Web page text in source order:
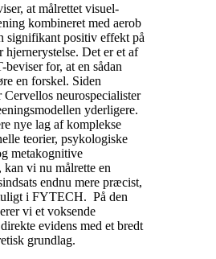
at målrettet visuel-
kombineret med aerob
signifikant positiv effekt på
hjernerystelse. Det er et af
beviser for, at en sådan
en forskel. Siden
neurospecialister
yderligere.
nye lag af komplekse
teorier, psykologiske
metakognitive
kan vi nu målrette en
endnu mere præcist,
i FYTECH. På den
vi et voksende
evidens med et bredt
grundlag.